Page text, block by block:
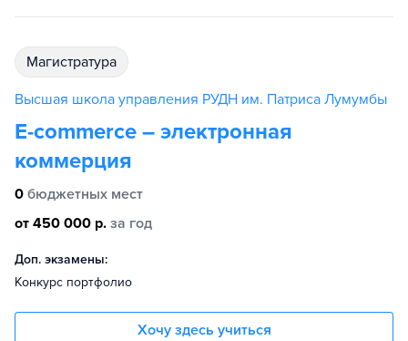
магистратура
Высшая школа управления РУДН им. Патриса Лумумбы
E-commerce – электронная
коммерция
0 бюджетных мест
от 450 000 р. за год
Доп. экзамены:
Конкурс портфолио
Хочу здесь учиться